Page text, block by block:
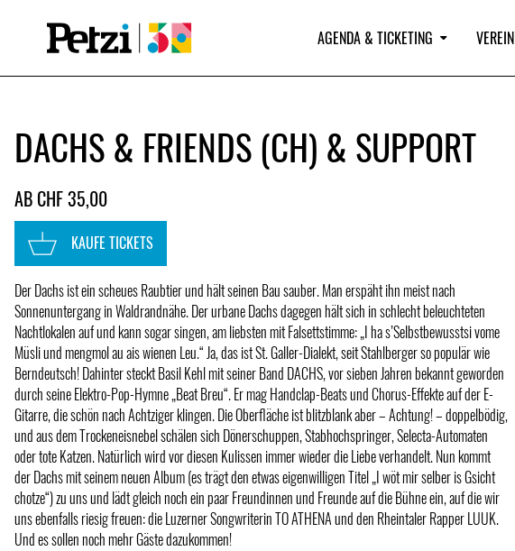
AGENDA & TICKETING VEREIN
DACHS & FRIENDS (CH) & SUPPORT
AB CHF 35,00
KAUFE TICKETS
Der Dachs ist ein scheues Raubtier und hält seinen Bau sauber. Man erspäht ihn meist nach
Sonnenuntergang in Waldrandnähe. Der urbane Dachs dagegen hält sich in schlecht beleuchteten
Nachtlokalen auf und kann sogar singen, am liebsten mit Falsettstimme: „I ha s’Selbstbewusstsi vome
Müsli und mengmol au ais wienen Leu.“ Ja, das ist St. Galler-Dialekt, seit Stahlberger so populär wie
Berndeutsch! Dahinter steckt Basil Kehl mit seiner Band DACHS, vor sieben Jahren bekannt geworden
durch seine Elektro-Pop-Hymne „Beat Breu“. Er mag Handclap-Beats und Chorus-Effekte auf der E-
Gitarre, die schön nach Achtziger klingen. Die Oberfläche ist blitzblank aber – Achtung! – doppelbödig,
und aus dem Trockeneisnebel schälen sich Dönerschuppen, Stabhochspringer, Selecta-Automaten
oder tote Katzen. Natürlich wird vor diesen Kulissen immer wieder die Liebe verhandelt. Nun kommt
der Dachs mit seinem neuen Album (es trägt den etwas eigenwilligen Titel „I wöt mir selber is Gsicht
chotze“) zu uns und lädt gleich noch ein paar Freundinnen und Freunde auf die Bühne ein, auf die wir
uns ebenfalls riesig freuen: die Luzerner Songwriterin TO ATHENA und den Rheintaler Rapper LUUK.
Und es sollen noch mehr Gäste dazukommen!